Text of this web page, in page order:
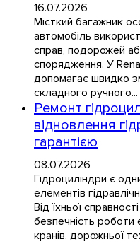
16.07.2026
Місткий багажник
автомобіль
справ, подорожей
спорядження. У
допомагає швидко
складного ручного...
Ремонт
відновлення
гарантією
08.07.2026
Гідроциліндри є
елементів
Від їхньої
безпечність роботи
кранів, дорожньої